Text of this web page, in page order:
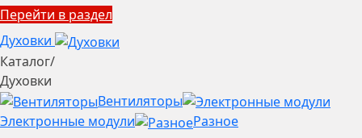
Перейти в раздел
Духовки
Каталог/
Духовки
Вентиляторы
Электронные модули
Разное